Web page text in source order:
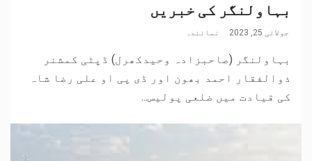
بہاولنگر کی خبریں
جولائی 25, 2023 نمائندہ
بہاولنگر (صاحبزادہ وحیدکھرل) ڈپٹی کمشنر
ذوالفقار احمد بھون اور ڈی پی او علی رضا شاہ
کی قیادت میں ضلعی پولیس...